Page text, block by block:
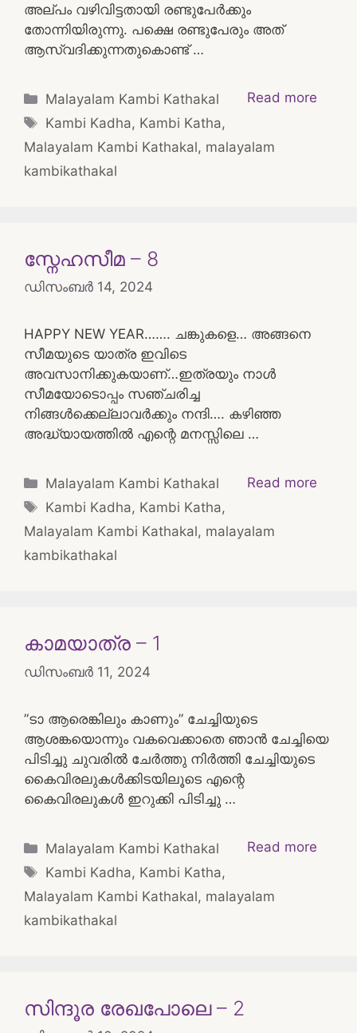
അല്പം വഴിവിട്ടതായി രണ്ടുപേർക്കും
തോന്നിയിരുന്നു. പക്ഷെ രണ്ടുപേരും അത്
ആസ്വദിക്കുന്നതുകൊണ്ട് …
Read more
Categories
Malayalam Kambi Kathakal
Tags
Kambi Kadha, Kambi Katha,
Malayalam Kambi Kathakal, malayalam
kambikathakal
സ്നേഹസീമ – 8
ഡിസംബർ 14, 2024
HAPPY NEW YEAR……. ചങ്കുകളെ… അങ്ങനെ
സീമയുടെ യാത്ര ഇവിടെ
അവസാനിക്കുകയാണ്…ഇത്രയും നാൾ
സീമയോടൊപ്പം സഞ്ചരിച്ച
നിങ്ങൾക്കെല്ലാവർക്കും നന്ദി…. കഴിഞ്ഞ
അദ്ധ്യായത്തിൽ എന്റെ മനസ്സിലെ …
Read more
Categories
Malayalam Kambi Kathakal
Tags
Kambi Kadha, Kambi Katha,
Malayalam Kambi Kathakal, malayalam
kambikathakal
കാമയാത്ര – 1
ഡിസംബർ 11, 2024
”ടാ ആരെങ്കിലും കാണും” ചേച്ചിയുടെ
ആശങ്കയൊന്നും വകവെക്കാതെ ഞാൻ ചേച്ചിയെ
പിടിച്ചു ചുവരിൽ ചേർത്തു നിർത്തി ചേച്ചിയുടെ
കൈവിരലുകൾക്കിടയിലൂടെ എന്റെ
കൈവിരലുകൾ ഇറുക്കി പിടിച്ചു …
Read more
Categories
Malayalam Kambi Kathakal
Tags
Kambi Kadha, Kambi Katha,
Malayalam Kambi Kathakal, malayalam
kambikathakal
സിന്ദൂര രേഖപോലെ – 2